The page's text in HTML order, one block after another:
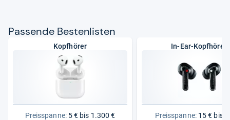
Pas­sende Bes­ten­lis­ten
Kopfhörer
Preisspanne:5 € bis 1.300 €
In-Ear-Kopfhörer
Preisspanne:15 € bis